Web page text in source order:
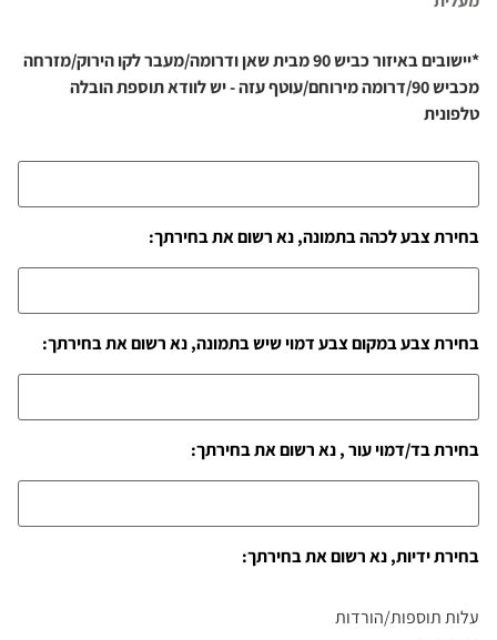
*יישובים באיזור כביש 90 מבית שאן ודרומה/מעבר לקו הירוק/מזרחה
מכביש 90/דרומה מירוחם/עוטף עזה - יש לוודא תוספת הובלה
טלפונית
בחירת צבע לכהה בתמונה, נא רשום את בחירתך:
בחירת צבע במקום צבע דמוי שיש בתמונה, נא רשום את בחירתך:
בחירת בד/דמוי עור , נא רשום את בחירתך:
בחירת ידיות, נא רשום את בחירתך:
עלות תוספות/הורדות